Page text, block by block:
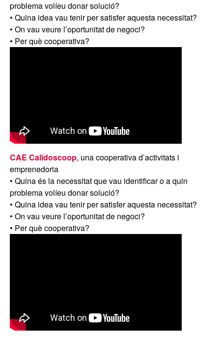
problema volíeu donar solució?
• Quina idea vau tenir per satisfer aquesta necessitat?
• On vau veure l’oportunitat de negoci?
• Per què cooperativa?
CAE Calidoscoop, una cooperativa d’activitats i
emprenedoria
• Quina és la necessitat que vau identificar o a quin
problema volíeu donar solució?
• Quina idea vau tenir per satisfer aquesta necessitat?
• On vau veure l’oportunitat de negoci?
• Per què cooperativa?